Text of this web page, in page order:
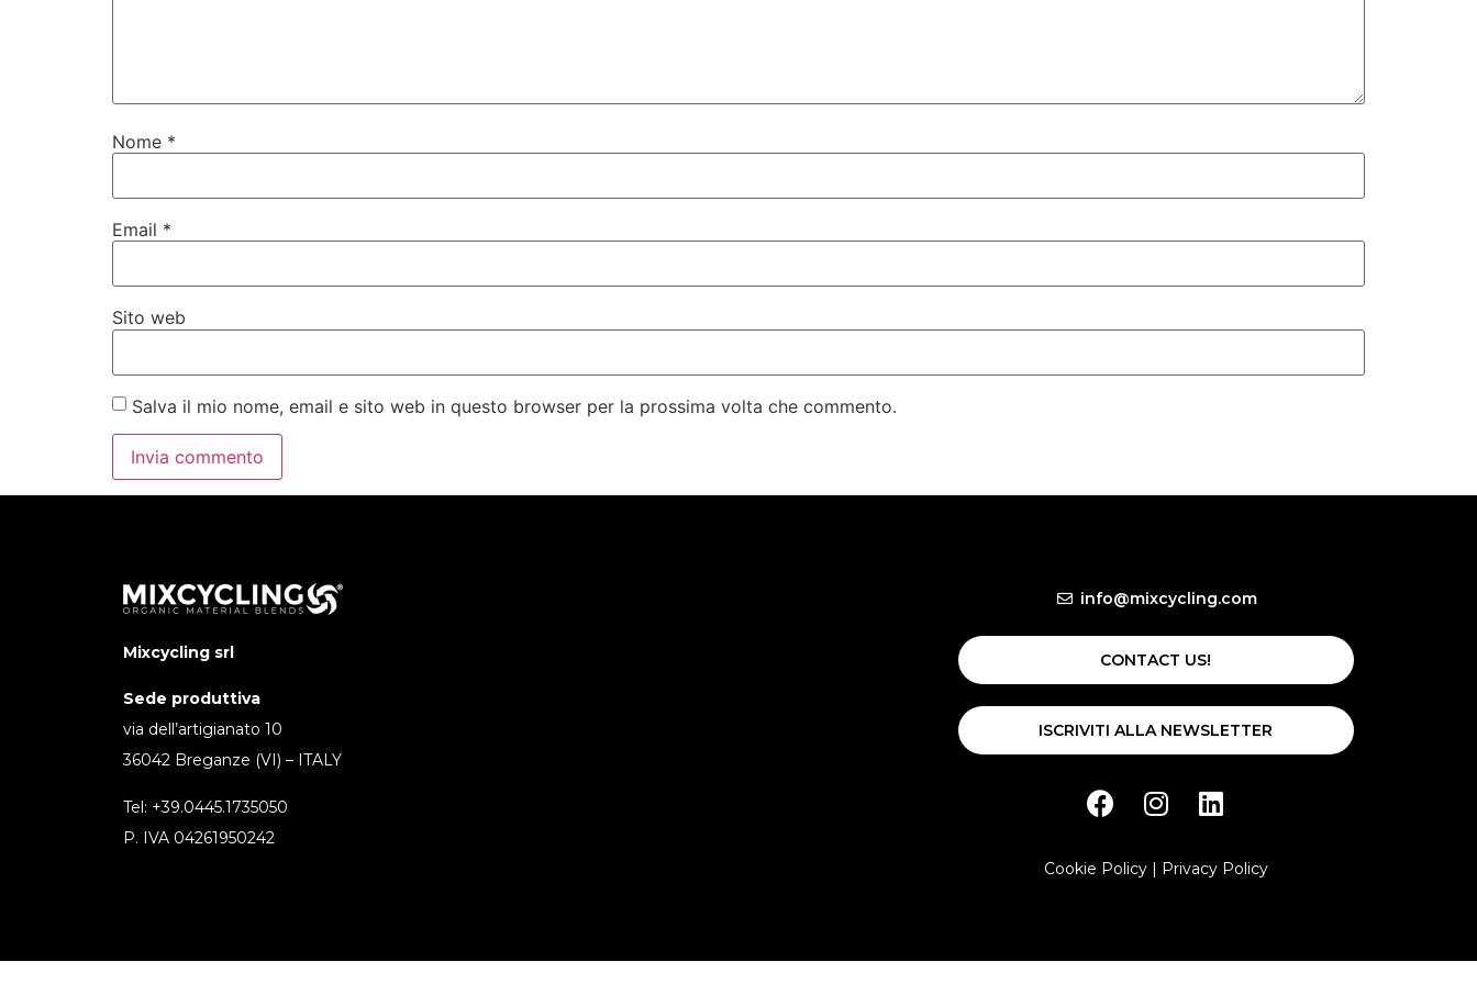
Nome *
Email *
Sito web
Salva il mio nome, email e sito web in questo browser per la prossima volta che commento.
Mixcycling srl
Sede produttiva
via dell’artigianato 10
36042 Breganze (VI) – ITALY
Tel: +39.0445.1735050
P. IVA 04261950242
info@mixcycling.com
CONTACT US!
ISCRIVITI ALLA NEWSLETTER
Cookie Policy| Privacy Policy